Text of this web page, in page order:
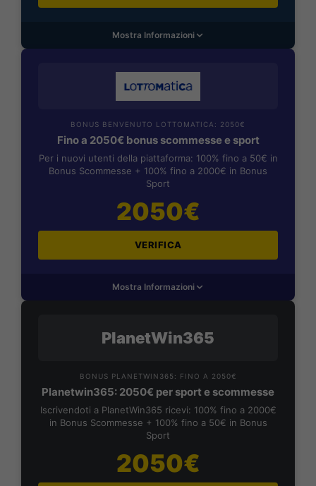
Mostra Informazioni
BONUS BENVENUTO LOTTOMATICA: 2050€
Fino a 2050€ bonus scommesse e sport
Per i nuovi utenti della piattaforma: 100% fino a 50€ in
Bonus Scommesse + 100% fino a 2000€ in Bonus
Sport
2050€
VERIFICA
Mostra Informazioni
PlanetWin365
BONUS PLANETWIN365: FINO A 2050€
Planetwin365: 2050€ per sport e scommesse
Iscrivendoti a PlanetWin365 ricevi: 100% fino a 2000€
in Bonus Scommesse + 100% fino a 50€ in Bonus
Sport
2050€